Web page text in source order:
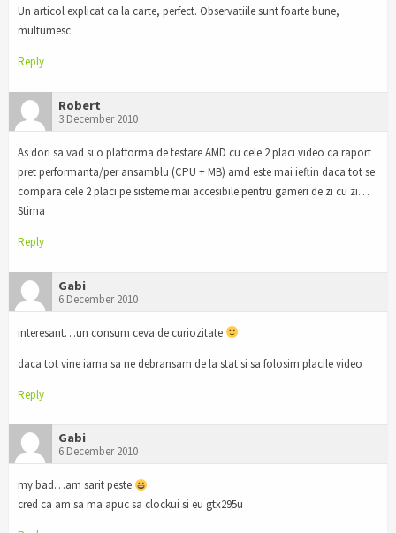
Un articol explicat ca la carte, perfect. Observatiile sunt foarte bune,
multumesc.
Reply
Robert
3 December 2010
As dori sa vad si o platforma de testare AMD cu cele 2 placi video ca raport
pret performanta/per ansamblu (CPU + MB) amd este mai ieftin daca tot se
compara cele 2 placi pe sisteme mai accesibile pentru gameri de zi cu zi…
Stima
Reply
Gabi
6 December 2010
interesant…un consum ceva de curiozitate
daca tot vine iarna sa ne debransam de la stat si sa folosim placile video
Reply
Gabi
6 December 2010
my bad…am sarit peste
cred ca am sa ma apuc sa clockui si eu gtx295u